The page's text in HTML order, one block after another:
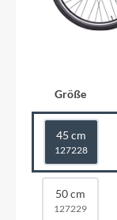
Größe
45 cm
127228
50 cm
127229